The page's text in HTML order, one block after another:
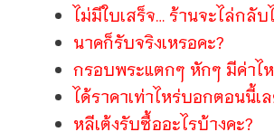
ไม่มีใบเสร็จ… ร้านจะไล่กลับ
นาคก็รับจริงเหรอคะ?
กรอบพระแตกๆ หักๆ มีค่าไ
ได้ราคาเท่าไหร่บอกตอนนี้เ
หลีเต้งรับซื้ออะไรบ้างคะ?